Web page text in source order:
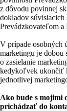
z dôvodu povinnej
dokladov súvisiacich
Prevádzkovateľom
V prípade osobných
marketingu je dobou
o zasielanie
kedykoľvek ukončiť
jednotlivej
Ako bude s mojimi
prichádzať do